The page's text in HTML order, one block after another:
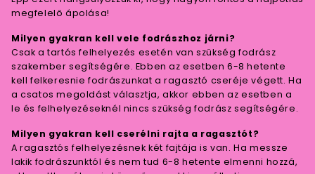
megfelelő ápolása!
Milyen gyakran kell vele fodrászhoz járni?
Csak a tartós felhelyezés esetén van szükség fodrász
szakember segítségére. Ebben az esetben 6-8 hetente
kell felkeresnie fodrászunkat a ragasztó cseréje végett. Ha
a csatos megoldást választja, akkor ebben az esetben a
le és felhelyezéseknél nincs szükség fodrász segítségére.
Milyen gyakran kell cserélni rajta a ragasztót?
A ragasztós felhelyezésnek két fajtája is van. Ha messze
lakik fodrászunktól és nem tud 6-8 hetente elmenni hozzá,